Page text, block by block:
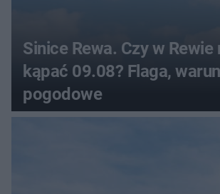
Sinice Rewa. Czy w Rewie
kąpać 09.08? Flaga,
pogodowe